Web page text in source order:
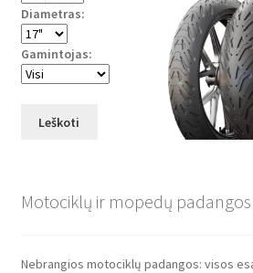
Diametras:
Gamintojas:
Leškoti
Motociklų ir mopedų padangos
Nebrangios motociklų padangos: visos